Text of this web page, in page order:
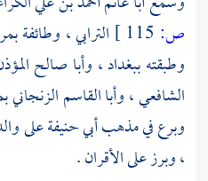
ص:
الترابي، وطائفة
وطبقتهببغداد، وأبا صالح
الشافعي،وأبا القاسم الزنجاني
وبرع في مذهبأبي حنيفةعلى
، وبرز على الأقران .